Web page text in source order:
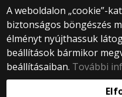
A weboldalon „cookie”-
biztonságos böngészés
élményt nyújthassuk
beállítások bármikor
beállításaiban. További